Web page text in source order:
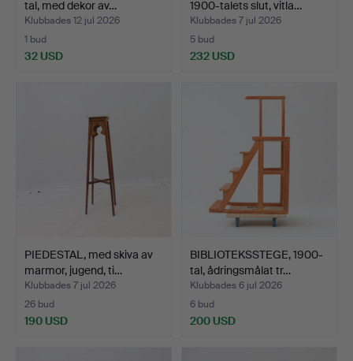
tal, med dekor av…
Klubbades 12 jul 2026
1 bud
32 USD
1900-talets slut, vitla…
Klubbades 7 jul 2026
5 bud
232 USD
PIEDESTAL, med skiva av
marmor, jugend, ti…
Klubbades 7 jul 2026
26 bud
190 USD
BIBLIOTEKSSTEGE, 1900-
tal, ådringsmålat tr…
Klubbades 6 jul 2026
6 bud
200 USD